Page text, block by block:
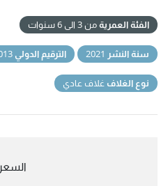
الفئة العمريةمن 3 الى 6 سنوات
سنة النشر الترقيم الدولي
نوع الغلاف غلاف عادي
السعر